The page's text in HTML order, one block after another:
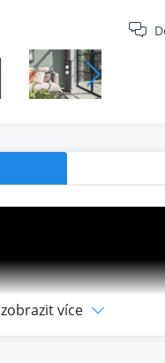
zobrazit více